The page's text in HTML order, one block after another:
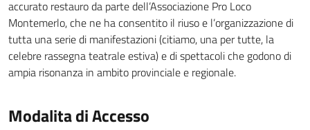
accurato restauro da parte dell’Associazione Pro Loco
Montemerlo, che ne ha consentito il riuso e l’organizzazione di
tutta una serie di manifestazioni (citiamo, una per tutte, la
celebre rassegna teatrale estiva) e di spettacoli che godono di
ampia risonanza in ambito provinciale e regionale.
Modalita di Accesso